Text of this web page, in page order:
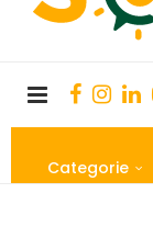
Categorie